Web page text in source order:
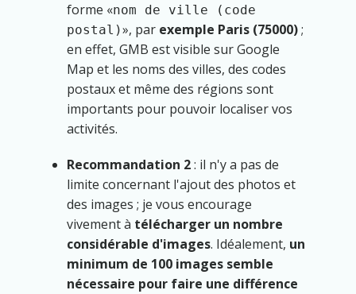
forme
nom de ville (code
postal)
, par exemple Paris (75000);
en effet, GMB est visible sur Google
Map et les noms des villes, des codes
postaux et même des régions sont
importants pour pouvoir localiser vos
activités.
Recommandation 2: il n'y a pas de
limite concernant l'ajout des photos et
des images ; je vous encourage
vivement à télécharger un nombre
considérable d'images. Idéalement, un
minimum de 100 images semble
nécessaire pour faire une différence